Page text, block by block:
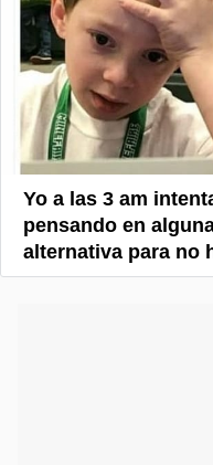
Yo a las 3 am
pensando en
alternativa para no